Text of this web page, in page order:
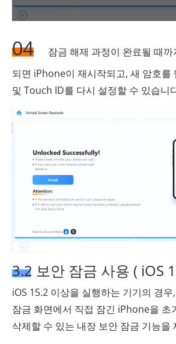
04
잠금 해제 과정이 완료될 때
되면 iPhone이 재시작되고, 새 암호를
및 Touch ID를 다시 설정할 수 있습니
3.2 보안 잠금 사용 ( iOS
iOS 15.2 이상을 실행하는 기기의 경
잠금 화면에서 직접 잠긴 iPhone을 초
삭제할 수 있는 내장 보안 잠금 기능을